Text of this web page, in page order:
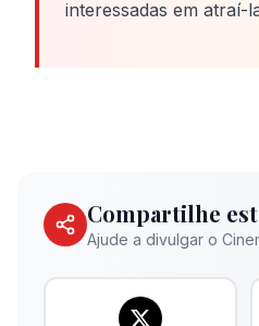
interessadas em atraí-
Compartilhe
Ajude a divulgar o